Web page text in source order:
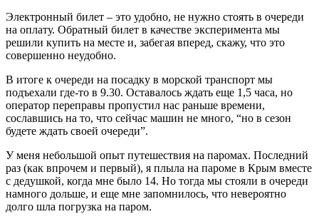
Электронный билет – это удобно, не нужно стоять в очереди
на оплату. Обратный билет в качестве эксперимента мы
решили купить на месте и, забегая вперед, скажу, что это
совершенно неудобно.
В итоге к очереди на посадку в морской транспорт мы
подъехали где-то в 9.30. Оставалось ждать еще 1,5 часа, но
оператор переправы пропустил нас раньше времени,
сославшись на то, что сейчас машин не много, “но в сезон
будете ждать своей очереди”.
У меня небольшой опыт путешествия на паромах. Последний
раз (как впрочем и первый), я плыла на пароме в Крым вместе
с дедушкой, когда мне было 14. Но тогда мы стояли в очереди
намного дольше, и еще мне запомнилось, что невероятно
долго шла погрузка на паром.